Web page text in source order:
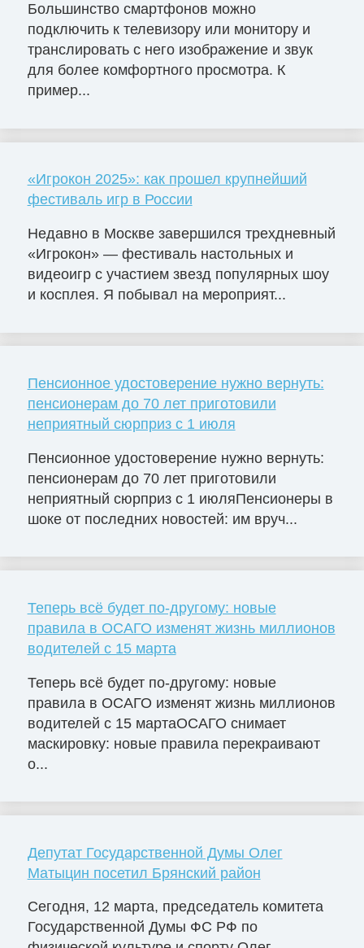
Большинство смартфонов можно
подключить к телевизору или монитору и
транслировать с него изображение и звук
для более комфортного просмотра. К
пример...
«Игрокон 2025»: как прошел крупнейший
фестиваль игр в России
Недавно в Москве завершился трехдневный
«Игрокон» — фестиваль настольных и
видеоигр с участием звезд популярных шоу
и косплея. Я побывал на мероприят...
Пенсионное удостоверение нужно вернуть:
пенсионерам до 70 лет приготовили
неприятный сюрприз с 1 июля
Пенсионное удостоверение нужно вернуть:
пенсионерам до 70 лет приготовили
неприятный сюрприз с 1 июляПенсионеры в
шоке от последних новостей: им вруч...
Теперь всё будет по-другому: новые
правила в ОСАГО изменят жизнь миллионов
водителей с 15 марта
Теперь всё будет по-другому: новые
правила в ОСАГО изменят жизнь миллионов
водителей с 15 мартаОСАГО снимает
маскировку: новые правила перекраивают
о...
Депутат Государственной Думы Олег
Матыцин посетил Брянский район
Сегодня, 12 марта, председатель комитета
Государственной Думы ФС РФ по